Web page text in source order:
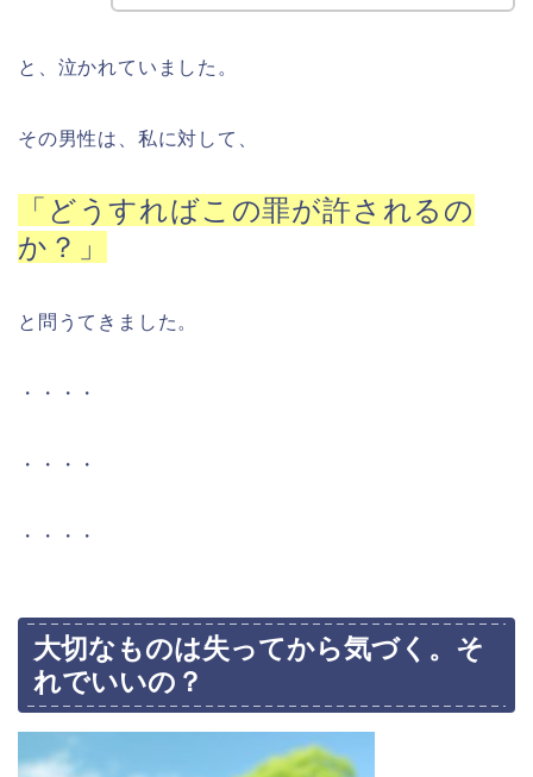
と、泣かれていました。
その男性は、私に対して、
「どうすればこの罪が許されるの
か？」
と問うてきました。
・・・・
・・・・
・・・・
大切なものは失ってから気づく。そ
れでいいの？